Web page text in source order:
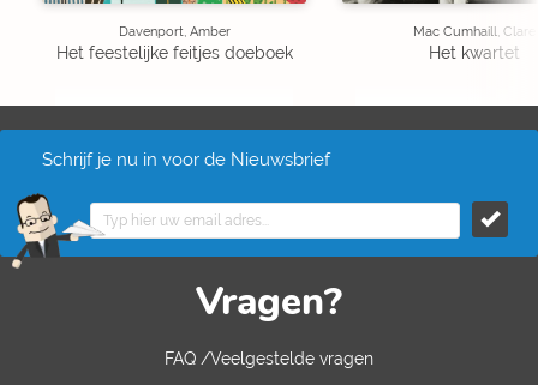
Davenport, Amber
Het feestelijke feitjes doeboek
Mac Cumhaill, Clare
Het kwartet
Schrijf je nu in voor de Nieuwsbrief
Vragen?
FAQ /Veelgestelde vragen